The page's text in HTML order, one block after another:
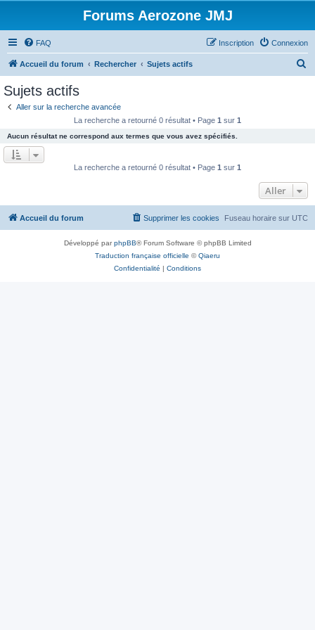
Forums Aerozone JMJ
FAQ Connexion
Inscription
Accueil du forum Rechercher Sujets actifs
e
Sujets actifs
Aller sur la recherche avancée
La recherche a retourné 0 résultat • Page 1 sur 1
Aucun résultat ne correspond aux termes que vous avez spécifiés.
La recherche a retourné 0 résultat • Page 1 sur 1
Aller
Accueil du forum Fuseau horaire sur UTC
Supprimer les cookies
Développé parphpBB® Forum Software © phpBB Limited
Traduction française officielle ©Qiaeru
Confidentialité | Conditions